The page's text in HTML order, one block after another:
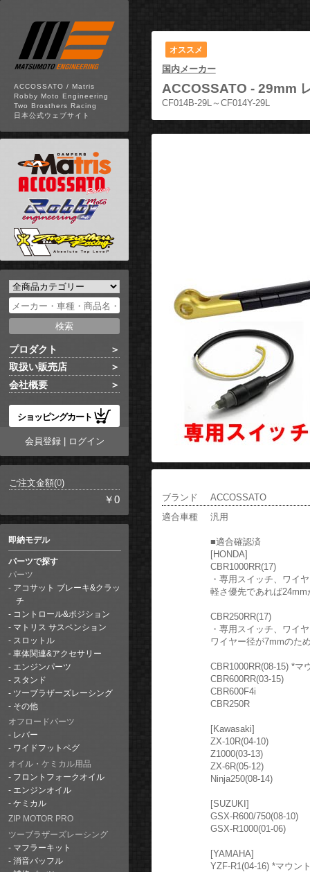
ACCOSSATO / Matris
Robby Moto Engineering
Two Brosthers Racing
日本公式ウェブサイト
プロダクト
取扱い販売店
会社概要
ショッピングカート
会員登録| ログイン
ご注文金額(0)
￥0
即納モデル
パーツで探す
パーツ
アコサット ブレーキ&クラッ
チ
コントロール&ポジション
マトリス サスペンション
スロットル
車体関連&アクセサリー
エンジンパーツ
スタンド
ツーブラザーズレーシング
その他
オフロードパーツ
レバー
ワイドフットペグ
オイル・ケミカル用品
フロントフォークオイル
エンジンオイル
ケミカル
ZIP MOTOR PRO
ツーブラザーズレーシング
マフラーキット
消音バッフル
オススメ
国内メーカー
ACCOSSATO - 29mm
CF014B-29L～CF014Y-29L
ブランド
ACCOSSATO
適合車種
汎用
■適合確認済
[HONDA]
CBR1000RR(17)
・専用スイッチ、ワイ
軽さ優先であれば24mm
CBR250RR(17)
・専用スイッチ、ワイ
ワイヤー径が7mmのた
CBR1000RR(08-15) *マ
CBR600RR(03-15)
CBR600F4i
CBR250R
[Kawasaki]
ZX-10R(04-10)
Z1000(03-13)
ZX-6R(05-12)
Ninja250(08-14)
[SUZUKI]
GSX-R600/750(08-10)
GSX-R1000(01-06)
[YAMAHA]
YZF-R1(04-16) *マウン